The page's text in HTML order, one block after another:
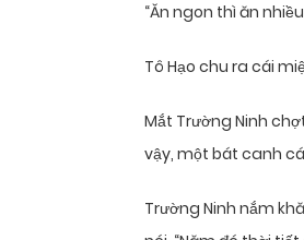
“Ăn ngon thì ăn
Tô Hạo chu ra cái
Mắt Trường Ninh
vậy, một bát canh
Trường Ninh nắm